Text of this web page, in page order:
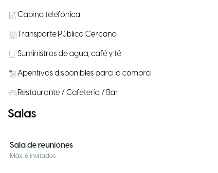
Cabina telefónica
Transporte Público Cercano
Suministros de agua, café y té
Aperitivos disponibles para la compra
Restaurante / Cafetería / Bar
Salas
Sala de reuniones
Máx. 6 invitados